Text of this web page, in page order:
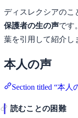
ディスレクシアのこ
保護者の生の声です
葉を引用して紹介し
本人の声
Section titled “本人
読むことの困難